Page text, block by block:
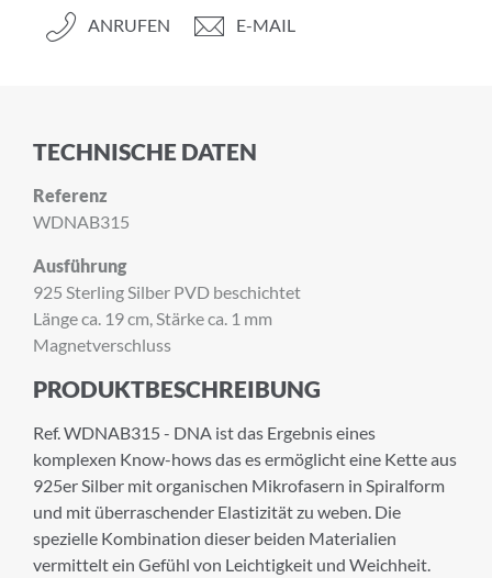
ANRUFEN E-MAIL
TECHNISCHE DATEN
Referenz
WDNAB315
Ausführung
925 Sterling Silber PVD beschichtet
Länge ca. 19 cm, Stärke ca. 1 mm
Magnetverschluss
PRODUKTBESCHREIBUNG
Ref. WDNAB315 - DNA ist das Ergebnis eines
komplexen Know-hows das es ermöglicht eine Kette aus
925er Silber mit organischen Mikrofasern in Spiralform
und mit überraschender Elastizität zu weben. Die
spezielle Kombination dieser beiden Materialien
vermittelt ein Gefühl von Leichtigkeit und Weichheit.
×
ANMELDUNG ZUM
NEWSLETTER